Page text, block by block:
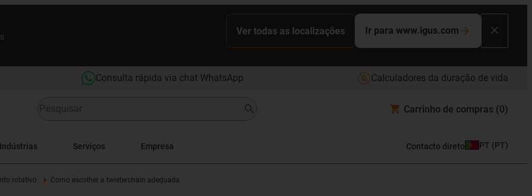
Ver todas as localizações Ir para www.igus.com
Consulta rápida via chat WhatsApp Calculadores da duração de vida
Carrinho de compras (0)
Indústrias Serviços Empresa Contacto direto PT (PT)
rotativo Como escolher a twisterchain adequada